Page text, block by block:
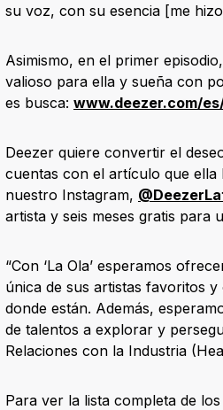
su voz, con su esencia [me
Asimismo, en el primer
valioso para ella y sueña con
es busca: www.deezer.com/
Deezer quiere convertir el
cuentas con el artículo que
nuestro Instagram,
artista y seis meses gratis para
“Con ‘La Ola’ esperamos
única de sus artistas favoritos
donde están. Además,
de talentos a explorar y
Relaciones con la Industria
Para ver la lista completa de los